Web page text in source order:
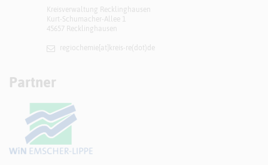
Kreisverwaltung Recklinghausen
Kurt-Schumacher-Allee 1
45657 Recklinghausen
regiochemie[at]​kreis-re(dot)de
Partner